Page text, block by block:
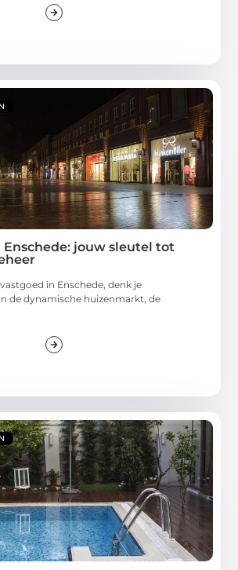
Enschede: jouw sleutel tot
in Enschede, denk je
de dynamische huizenmarkt, de